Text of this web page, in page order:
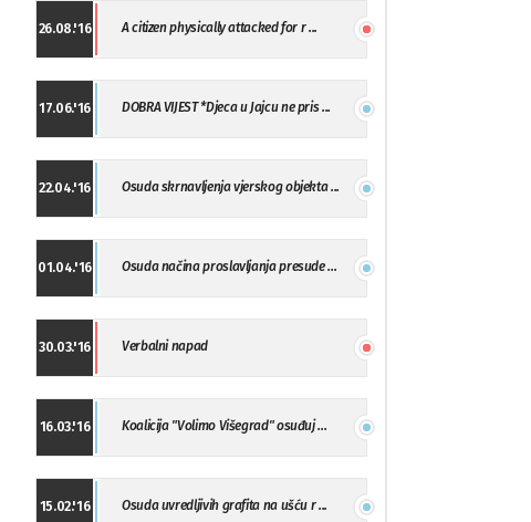
26.08.'16 A citizen physically attacked for r ...
17.06.'16 DOBRA VIJEST *Djeca u Jajcu ne pris ...
22.04.'16 Osuda skrnavljenja vjerskog objekta ...
01.04.'16 Osuda načina proslavljanja presude ...
30.03.'16 Verbalni napad
16.03.'16 Koalicija "Volimo Višegrad" osuđuj ...
15.02.'16 Osuda uvredljivih grafita na ušću r ...